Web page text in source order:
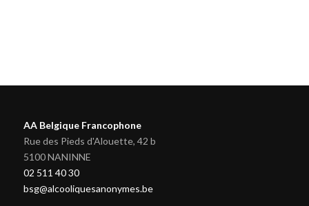
AA Belgique Francophone
Rue des Pieds d'Alouette, 42 b
5100 NANINNE
02 511 40 30
bsg@alcooliquesanonymes.be